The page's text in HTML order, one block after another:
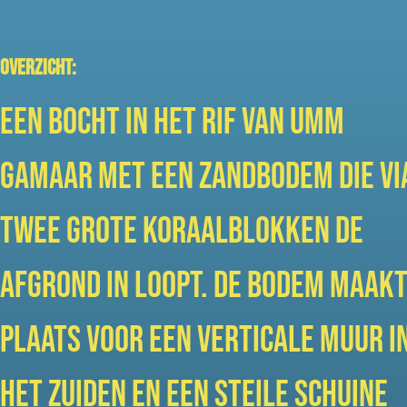
Overzicht:
Een bocht in het rif van Umm
Gamaar met een zandbodem die
twee grote koraalblokken de
afgrond in loopt. De bodem maakt
plaats voor een verticale muur
het zuiden en een steile schuine